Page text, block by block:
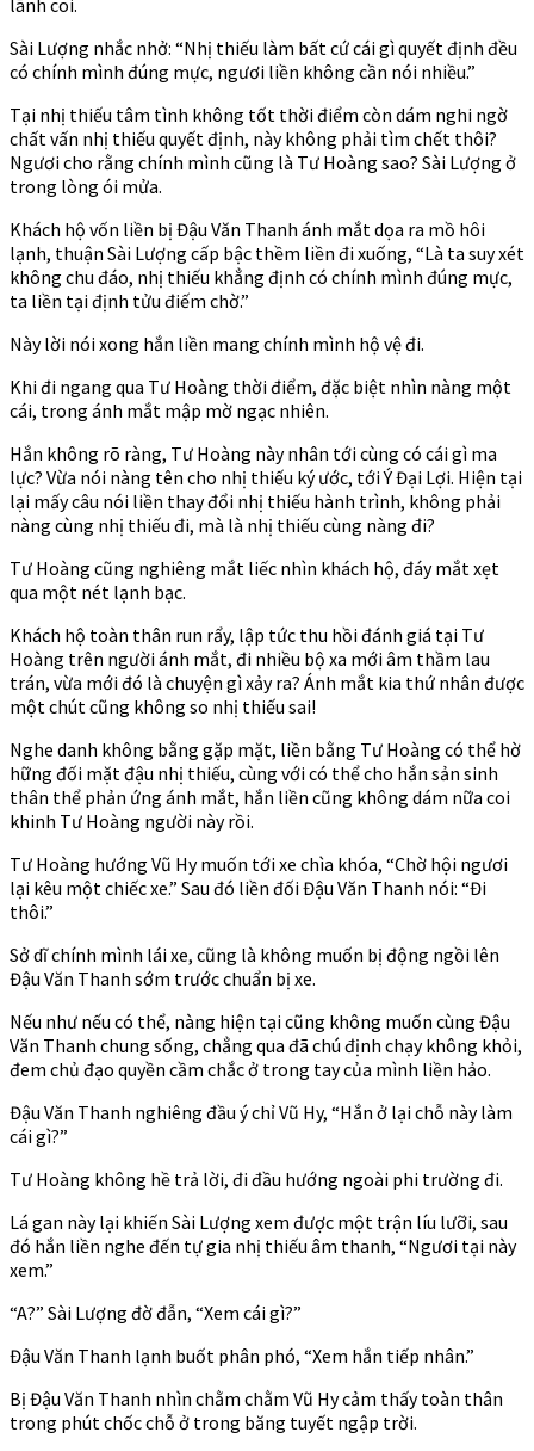
Sài Lượng nhắc nhở: “Nhị thiếu làm bất cứ cái gì quyết định đều
có chính mình đúng mực, ngươi liền không cần nói nhiều.”
Tại nhị thiếu tâm tình không tốt thời điểm còn dám nghi ngờ
chất vấn nhị thiếu quyết định, này không phải tìm chết thôi?
Ngươi cho rằng chính mình cũng là Tư Hoàng sao? Sài Lượng ở
trong lòng ói mửa.
Khách hộ vốn liền bị Đậu Văn Thanh ánh mắt dọa ra mồ hôi
lạnh, thuận Sài Lượng cấp bậc thềm liền đi xuống, “Là ta suy xét
không chu đáo, nhị thiếu khẳng định có chính mình đúng mực,
ta liền tại định tửu điếm chờ.”
Này lời nói xong hắn liền mang chính mình hộ vệ đi.
Khi đi ngang qua Tư Hoàng thời điểm, đặc biệt nhìn nàng một
cái, trong ánh mắt mập mờ ngạc nhiên.
Hắn không rõ ràng, Tư Hoàng này nhân tới cùng có cái gì ma
lực? Vừa nói nàng tên cho nhị thiếu ký ước, tới Ý Đại Lợi. Hiện tại
lại mấy câu nói liền thay đổi nhị thiếu hành trình, không phải
nàng cùng nhị thiếu đi, mà là nhị thiếu cùng nàng đi?
Tư Hoàng cũng nghiêng mắt liếc nhìn khách hộ, đáy mắt xẹt
qua một nét lạnh bạc.
Khách hộ toàn thân run rẩy, lập tức thu hồi đánh giá tại Tư
Hoàng trên người ánh mắt, đi nhiều bộ xa mới âm thầm lau
trán, vừa mới đó là chuyện gì xảy ra? Ánh mắt kia thứ nhân được
một chút cũng không so nhị thiếu sai!
Nghe danh không bằng gặp mặt, liền bằng Tư Hoàng có thể hờ
hững đối mặt đậu nhị thiếu, cùng với có thể cho hắn sản sinh
thân thể phản ứng ánh mắt, hắn liền cũng không dám nữa coi
khinh Tư Hoàng người này rồi.
Tư Hoàng hướng Vũ Hy muốn tới xe chìa khóa, “Chờ hội ngươi
lại kêu một chiếc xe.” Sau đó liền đối Đậu Văn Thanh nói: “Đi
thôi.”
Sở dĩ chính mình lái xe, cũng là không muốn bị động ngồi lên
Đậu Văn Thanh sớm trước chuẩn bị xe.
Nếu như nếu có thể, nàng hiện tại cũng không muốn cùng Đậu
Văn Thanh chung sống, chẳng qua đã chú định chạy không khỏi,
đem chủ đạo quyền cầm chắc ở trong tay của mình liền hảo.
Đậu Văn Thanh nghiêng đầu ý chỉ Vũ Hy, “Hắn ở lại chỗ này làm
cái gì?”
Tư Hoàng không hề trả lời, đi đầu hướng ngoài phi trường đi.
Lá gan này lại khiến Sài Lượng xem được một trận líu lưỡi, sau
đó hắn liền nghe đến tự gia nhị thiếu âm thanh, “Ngươi tại này
xem.”
“A?” Sài Lượng đờ đẫn, “Xem cái gì?”
Đậu Văn Thanh lạnh buốt phân phó, “Xem hắn tiếp nhân.”
Bị Đậu Văn Thanh nhìn chằm chằm Vũ Hy cảm thấy toàn thân
trong phút chốc chỗ ở trong băng tuyết ngập trời.